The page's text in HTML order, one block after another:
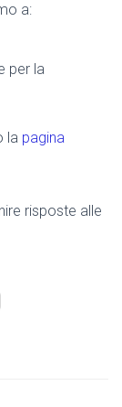
a:
per la
la pagina
risposte alle